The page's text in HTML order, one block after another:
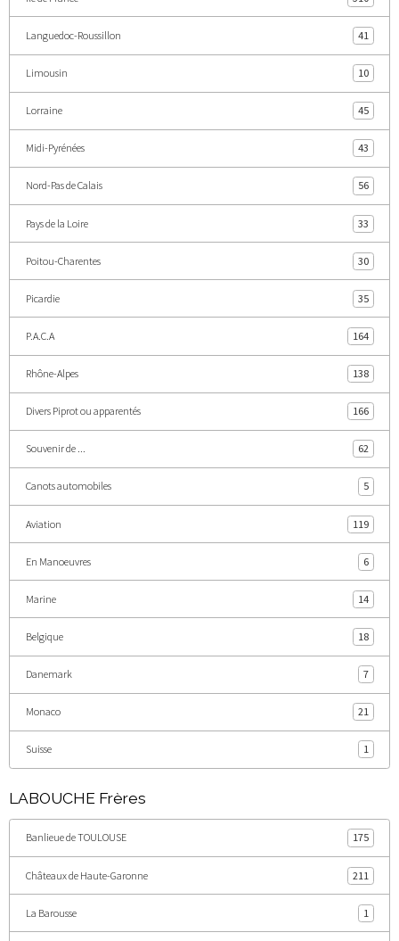
Languedoc-Roussillon 41
Limousin 10
Lorraine 45
Midi-Pyrénées 43
Nord-Pas de Calais 56
Pays de la Loire 33
Poitou-Charentes 30
Picardie 35
P.A.C.A 164
Rhône-Alpes 138
Divers Piprot ou apparentés 166
Souvenir de ... 62
Canots automobiles 5
Aviation 119
En Manoeuvres 6
Marine 14
Belgique 18
Danemark 7
Monaco 21
Suisse 1
LABOUCHE Frères
Banlieue de TOULOUSE 175
Châteaux de Haute-Garonne 211
La Barousse 1